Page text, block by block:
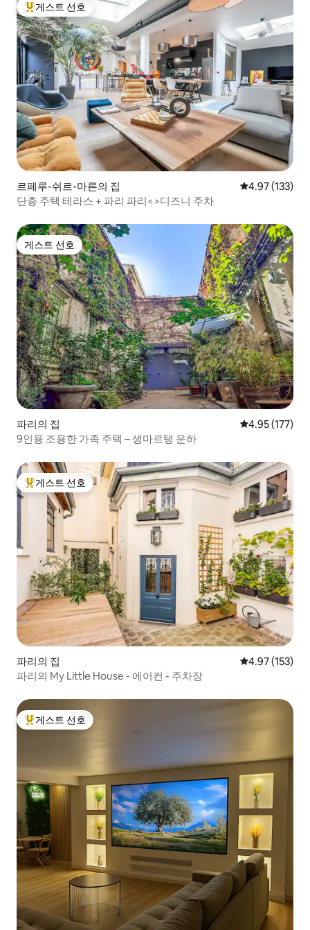
상위 게스트 선호
게스트 선호
르페루-쉬르-마른의 집 평점 4.97점(5
4.97 (133)
단층 주택 테라스 + 파리 파리<>디즈니 주차
게스트 선호
게스트 선호
파리의 집 평점 4.95점(5
4.95 (177)
9인용 조용한 가족 주택 – 생마르탱 운하
상위 게스트 선호
게스트 선호
파리의 집 평점 4.97점(5
4.97 (153)
파리의 My Little House - 에어컨 - 주차장
상위 게스트 선호
게스트 선호